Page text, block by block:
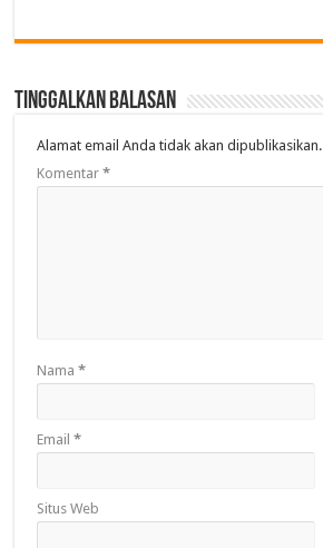
Tinggalkan Balasan
Alamat email Anda tidak akan dipublikasikan.
Komentar *
Nama *
Email *
Situs Web